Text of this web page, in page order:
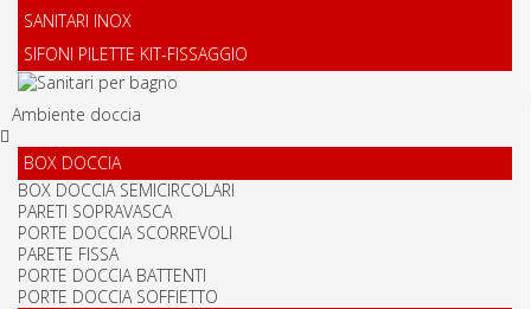
SANITARI INOX
SIFONI PILETTE KIT-FISSAGGIO
Ambiente doccia
BOX DOCCIA
BOX DOCCIA SEMICIRCOLARI
PARETI SOPRAVASCA
PORTE DOCCIA SCORREVOLI
PARETE FISSA
PORTE DOCCIA BATTENTI
PORTE DOCCIA SOFFIETTO